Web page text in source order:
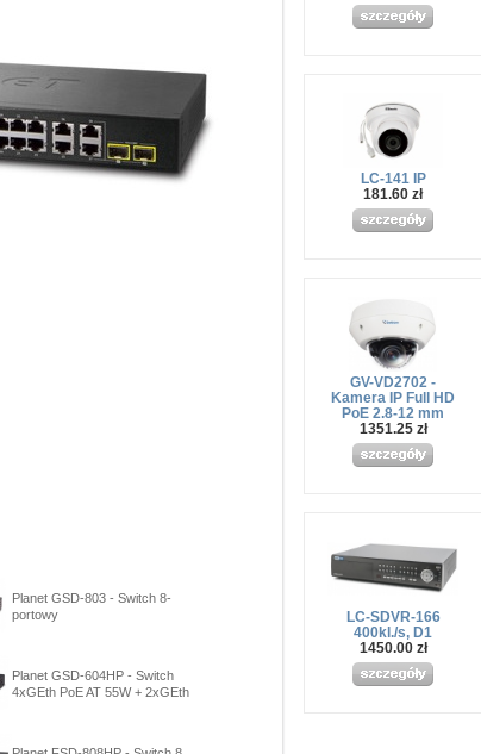
LC-141 IP
181.60 zł
GV-VD2702 -
Kamera IP Full HD
PoE 2.8-12 mm
1351.25 zł
LC-SDVR-166
400kl./s, D1
1450.00 zł
Planet GSD-803 - Switch 8-
portowy
Planet GSD-604HP - Switch
4xGEth PoE AT 55W + 2xGEth